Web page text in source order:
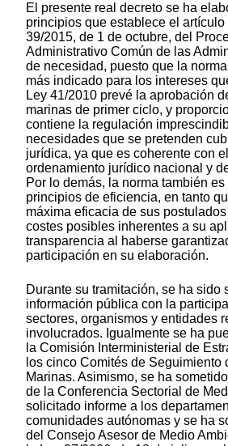
El presente real decreto se ha
principios que establece el
39/2015, de 1 de octubre, del
Administrativo Común de las
de necesidad, puesto que la
más indicado para los intereses
Ley 41/2010 prevé la aprobación
marinas de primer ciclo, y
contiene la regulación
necesidades que se pretenden
jurídica, ya que es coherente con
ordenamiento jurídico nacional y
Por lo demás, la norma también
principios de eficiencia, en tanto
máxima eficacia de sus
costes posibles inherentes a su
transparencia al haberse
participación en su elaboración.
Durante su tramitación, se ha sido
información pública con la
sectores, organismos y entidades
involucrados. Igualmente se ha
la Comisión Interministerial de
los cinco Comités de Seguimiento
Marinas. Asimismo, se ha
de la Conferencia Sectorial de
solicitado informe a los
comunidades autónomas y se ha
del Consejo Asesor de Medio